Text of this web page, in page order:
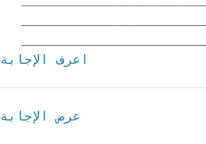
اعرف الإجابة
عرض الإجابة